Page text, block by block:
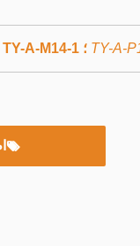
TY-A-M14-1 ؛ TY-A-